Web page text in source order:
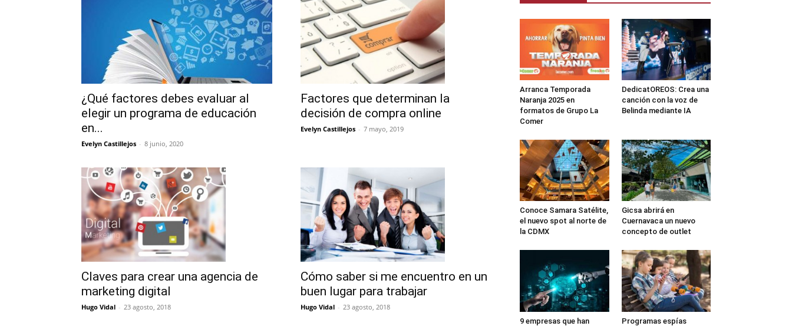
¿Qué factores debes evaluar al
elegir un programa de educación
en...
Evelyn Castillejos - 8 junio, 2020
Factores que determinan la
decisión de compra online
Evelyn Castillejos - 7 mayo, 2019
Claves para crear una agencia de
marketing digital
Hugo Vidal - 23 agosto, 2018
Cómo saber si me encuentro en un
buen lugar para trabajar
Hugo Vidal - 23 agosto, 2018
Arranca Temporada
Naranja 2025 en
formatos de Grupo La
Comer
DedicatOREOS: Crea una
canción con la voz de
Belinda mediante IA
Conoce Samara Satélite,
el nuevo spot al norte de
la CDMX
Gicsa abrirá en
Cuernavaca un nuevo
concepto de outlet
9 empresas que han
Programas espías